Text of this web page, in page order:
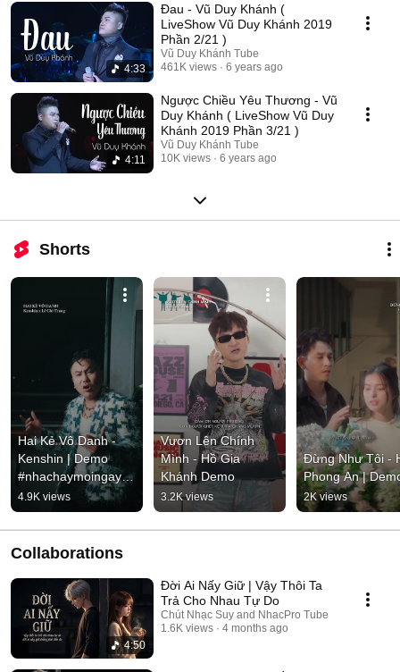
4:33
Đau - Vũ Duy Khánh (
LiveShow Vũ Duy Khánh 2019
Phần 2/21 )
Vũ Duy Khánh Tube
461K views
6 years ago
4:11
Ngược Chiều Yêu Thương - Vũ
Duy Khánh ( LiveShow Vũ Duy
Khánh 2019 Phần 3/21 )
Vũ Duy Khánh Tube
10K views
6 years ago
Shorts
Hai Kẻ Vô Danh -
Kenshin | Demo
#nhachaymoingay
#tamtrang
4.9K views
Vươn Lên Chính
Mình - Hồ Gia
Khánh Demo
3.2K views
Đừng Như Tôi -
Phong An |
2K views
Collaborations
4:50
Đời Ai Nấy Giữ | Vậy Thôi Ta
Trả Cho Nhau Tự Do
Chút Nhạc Suy and NhacPro Tube
1.6K views
4 months ago